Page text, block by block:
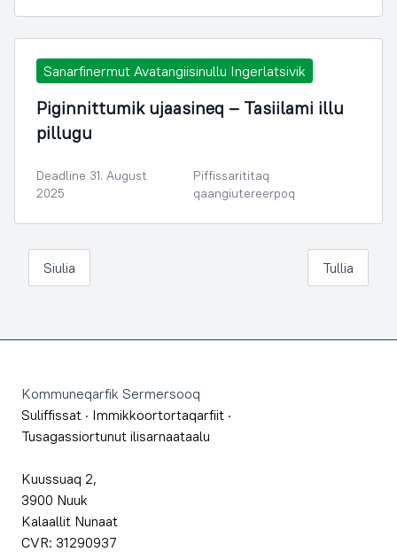
Sanarfinermut Avatangiisinullu Ingerlatsivik
Piginnittumik ujaasineq – Tasiilami illu
pillugu
Deadline 31. August
2025
Piffissarititaq
qaangiutereerpoq
Siulia Tullia
Kommuneqarfik Sermersooq
Suliffissat · Immikkoortortaqarfiit ·
Tusagassiortunut ilisarnaataalu
Kuussuaq 2,
3900 Nuuk
Kalaallit Nunaat
CVR: 31290937